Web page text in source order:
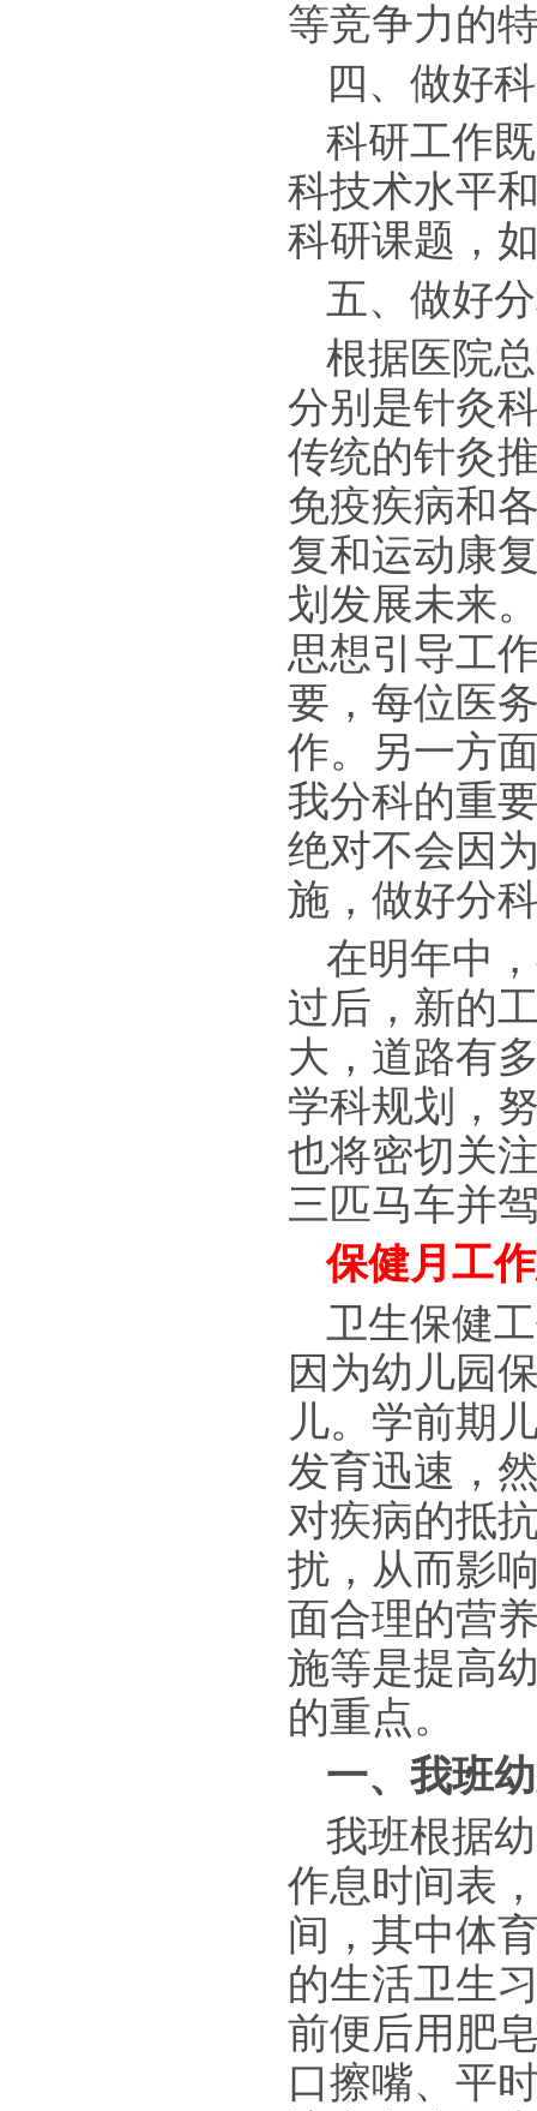
等竞争力的
四、做好
科研工作
科技术水平
科研课题，
五、做好
根据医院
分别是针灸
传统的针灸
免疫疾病和
复和运动康
划发展未来
思想引导工
要，每位医
作。另一方
我分科的重
绝对不会因
施，做好分
在明年中
过后，新的
大，道路有
学科规划，
也将密切关
三匹马车并
保健月工
卫生保健
因为幼儿园
儿。学前期
发育迅速，
对疾病的抵
扰，从而影
面合理的营
施等是提高
的重点。
一、我班
我班根据
作息时间表
间，其中体
的生活卫生
前便后用肥
口擦嘴、平